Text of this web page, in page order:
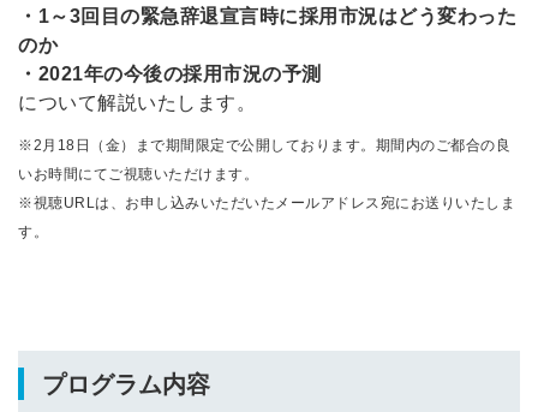
・1～3回目の緊急辞退宣言時に採用市況はどう変わった
のか
・2021年の今後の採用市況の予測
について解説いたします 。
※2月18日（金）まで期間限定で公開しております。期間内のご都合の良
いお時間にてご視聴いただけます。
※視聴URLは、お申し込みいただいたメールアドレス宛にお送りいたしま
す。
プログラム内容